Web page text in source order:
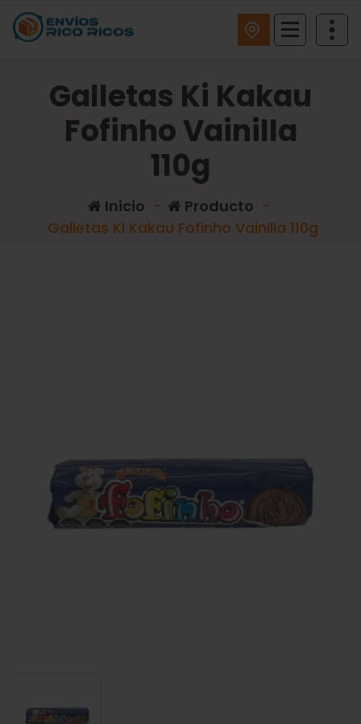
Galletas Ki Kakau
Fofinho Vainilla
110g
Inicio - Producto -
Galletas Ki Kakau Fofinho Vainilla 110g